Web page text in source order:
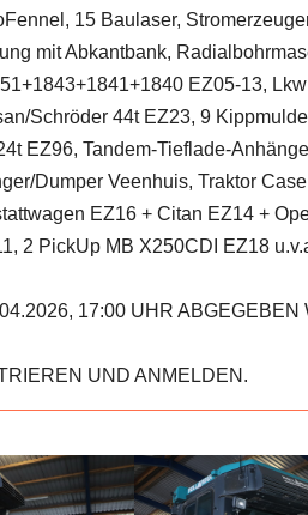
15 Baulaser,
mit Abkantbank,
EZ05-13,
Schröder 44t EZ23, 9
EZ96, Tandem-Tieflade-
Dumper Veenhuis, Traktor
EZ16 + Citan EZ14 +
2 PickUp MB X250CDI EZ18
17:00 UHR ABGEGEBEN
UND ANMELDEN.